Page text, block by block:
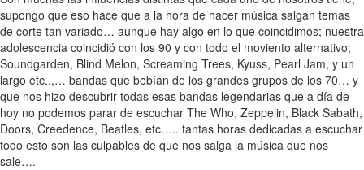
supongo que eso hace que a la hora de hacer música salgan temas
de corte tan variado… aunque hay algo en lo que coincidimos; nuestra
adolescencia coincidió con los 90 y con todo el moviento alternativo;
Soundgarden, Blind Melon, Screaming Trees, Kyuss, Pearl Jam, y un
largo etc..,… bandas que bebían de los grandes grupos de los 70… y
que nos hizo descubrir todas esas bandas legendarias que a día de
hoy no podemos parar de escuchar The Who, Zeppelin, Black Sabath,
Doors, Creedence, Beatles, etc….. tantas horas dedicadas a escuchar
todo esto son las culpables de que nos salga la música que nos
sale….